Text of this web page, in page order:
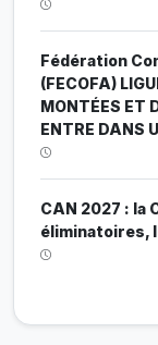
Fédération
(FECOFA)
MONTÉES ET
ENTRE DANS
CAN 2027 : la
éliminatoires,